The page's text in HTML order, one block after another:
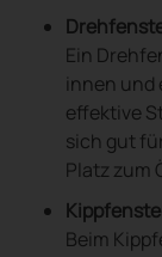
Ein
innen und
effektive
sich gut
Platz zum
Beim